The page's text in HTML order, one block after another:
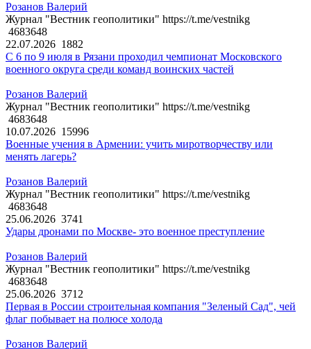
Розанов Валерий
Журнал "Вестник геополитики" https://t.me/vestnikg
4683648
22.07.2026 1882
С 6 по 9 июля в Рязани проходил чемпионат Московского
военного округа среди команд воинских частей
Розанов Валерий
Журнал "Вестник геополитики" https://t.me/vestnikg
4683648
10.07.2026 15996
Военные учения в Армении: учить миротворчеству или
менять лагерь?
Розанов Валерий
Журнал "Вестник геополитики" https://t.me/vestnikg
4683648
25.06.2026 3741
Удары дронами по Москве- это военное преступление
Розанов Валерий
Журнал "Вестник геополитики" https://t.me/vestnikg
4683648
25.06.2026 3712
Первая в России строительная компания "Зеленый Сад", чей
флаг побывает на полюсе холода
Розанов Валерий